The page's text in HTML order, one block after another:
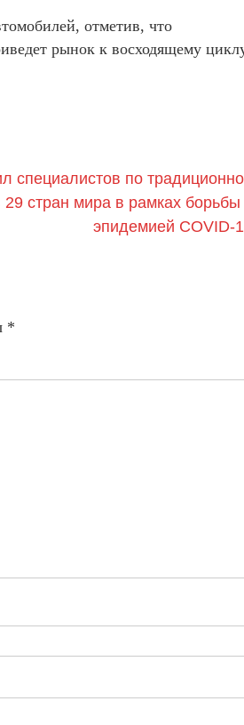
отметив, что
рынок к восходящему
специалистов по
стран мира в рамках борьбы
эпидемией COVID-
*